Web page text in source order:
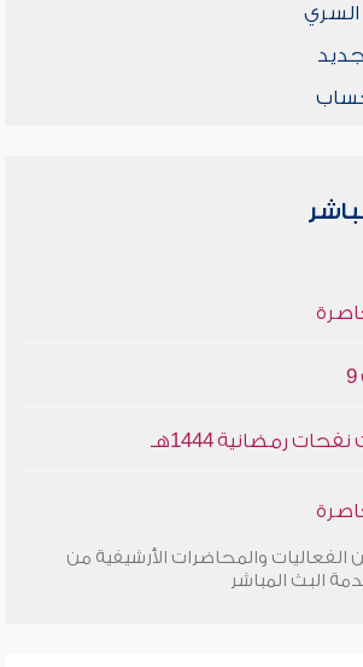
السري
رمضانية 1444هـ
الفعاليات والمحاضرات الأرشيفية من
البث المباشر